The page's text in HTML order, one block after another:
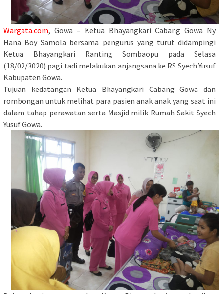
Wargata.com, Gowa – Ketua Bhayangkari Cabang Gowa Ny
Hana Boy Samola bersama pengurus yang turut didampingi
Ketua Bhayangkari Ranting Sombaopu pada Selasa
(18/02/3020) pagi tadi melakukan anjangsana ke RS Syech Yusuf
Kabupaten Gowa.
Tujuan kedatangan Ketua Bhayangkari Cabang Gowa dan
rombongan untuk melihat para pasien anak anak yang saat ini
dalam tahap perawatan serta Masjid milik Rumah Sakit Syech
Yusuf Gowa.